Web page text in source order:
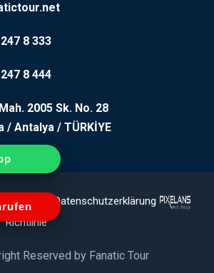
8 333
8 444
2005 Sk. No. 28
/ Antalya / TÜRKİYE
Reserved by Fanatic Tour
Cookie-
Richtlinie
Datenschutzerklärung